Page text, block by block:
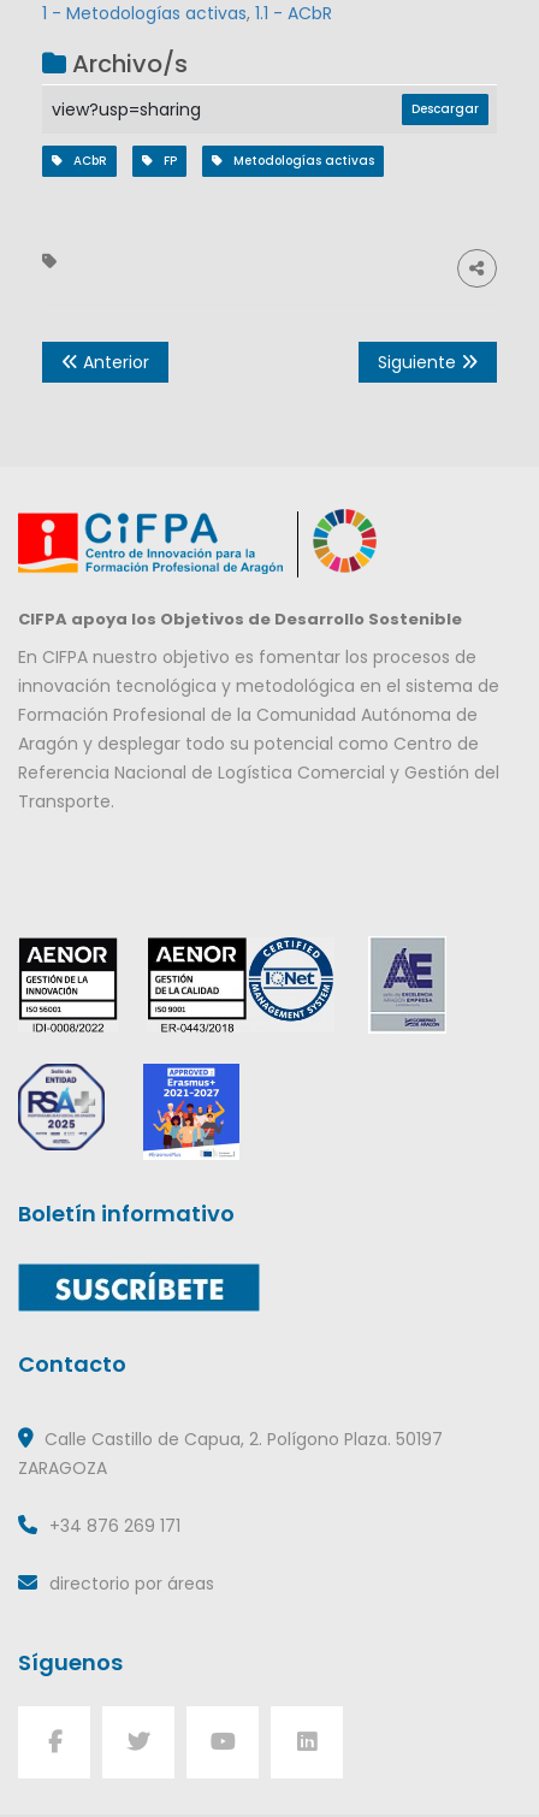
1 - Metodologías activas, 1.1 - ACbR
Archivo/s
view?usp=sharing Descargar
ACbR FP Metodologías activas
Anterior Siguiente
CIFPA apoya los Objetivos de Desarrollo Sostenible
En CIFPA nuestro objetivo es fomentar los procesos de
innovación tecnológica y metodológica en el sistema de
Formación Profesional de la Comunidad Autónoma de
Aragón y desplegar todo su potencial como Centro de
Referencia Nacional de Logística Comercial y Gestión del
Transporte.
Boletín informativo
Contacto
Calle Castillo de Capua, 2. Polígono Plaza. 50197
ZARAGOZA
+34 876 269 171
directorio por áreas
Síguenos